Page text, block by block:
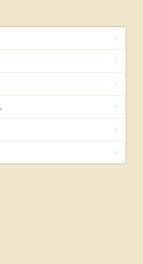
↑
↑
↑
↑
↑
↑